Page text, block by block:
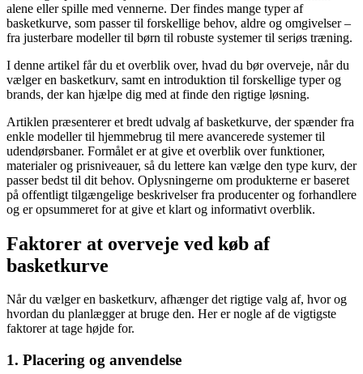
alene eller spille med vennerne. Der findes mange typer af
basketkurve, som passer til forskellige behov, aldre og omgivelser –
fra justerbare modeller til børn til robuste systemer til seriøs træning.
I denne artikel får du et overblik over, hvad du bør overveje, når du
vælger en basketkurv, samt en introduktion til forskellige typer og
brands, der kan hjælpe dig med at finde den rigtige løsning.
Artiklen præsenterer et bredt udvalg af basketkurve, der spænder fra
enkle modeller til hjemmebrug til mere avancerede systemer til
udendørsbaner. Formålet er at give et overblik over funktioner,
materialer og prisniveauer, så du lettere kan vælge den type kurv, der
passer bedst til dit behov. Oplysningerne om produkterne er baseret
på offentligt tilgængelige beskrivelser fra producenter og forhandlere
og er opsummeret for at give et klart og informativt overblik.
Faktorer at overveje ved køb af
basketkurve
Når du vælger en basketkurv, afhænger det rigtige valg af, hvor og
hvordan du planlægger at bruge den. Her er nogle af de vigtigste
faktorer at tage højde for.
1. Placering og anvendelse